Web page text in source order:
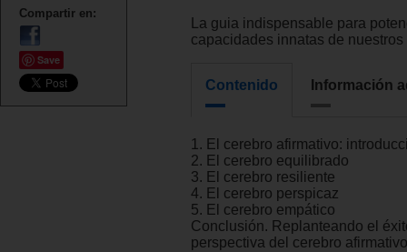
Compartir en:
Save
La guia indispensable para
capacidades innatas de nuestros
Contenido Información
1. El cerebro afirmativo:
2. El cerebro equilibrado
3. El cerebro resiliente
4. El cerebro perspicaz
5. El cerebro empático
Conclusión. Replanteando el
perspectiva del cerebro afirmativo